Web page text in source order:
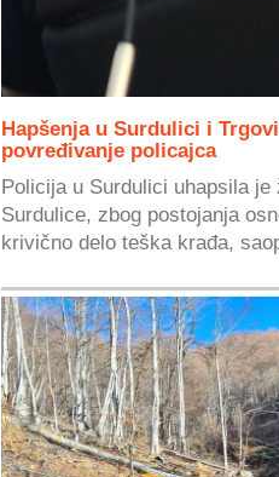
Hapšenja u Surdulici i
povređivanje policajca
Policija u Surdulici uhapsila
Surdulice, zbog postojanja
krivično delo teška krađa,